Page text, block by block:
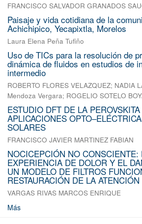
FRANCISCO SALVADOR GRANADOS
Paisaje y vida cotidiana de la
Achichipico, Yecapixtla, Morelos
Laura Elena Peña Tufiño
Uso de TICs para la resolución de
dinámica de fluidos en estudios de
intermedio
ROBERTO FLORES VELAZQUEZ; NADIA
Mendoza Vergara; ROGELIO SOTELO
ESTUDIO DFT DE LA
APLICACIONES
SOLARES
FRANCISCO JAVIER MARTINEZ FABIAN
NOCICEPCIÓN NO CONSCIENTE:
EXPERIENCIA DE DOLOR Y EL
UN MODELO DE FILTROS
RESTAURACIÓN DE LA
VARGAS RIVAS MARCOS ENRIQUE
Más